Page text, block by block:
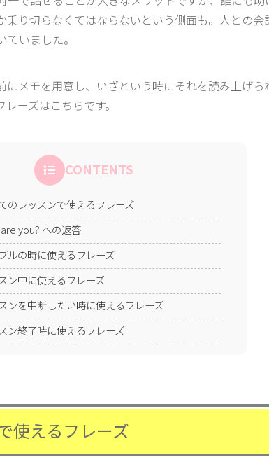
乗り切らなくてはならないという側面も。人との会
いました。
にメモを用意し、いざという時にそれを読み上げら
ーズはこちらです。
CONTENTS
のレッスンで使えるフレーズ
you? への返答
ルの時に使えるフレーズ
ン中に使えるフレーズ
ンを中断したい時に使えるフレーズ
ン終了時に使えるフレーズ
使えるフレーズ